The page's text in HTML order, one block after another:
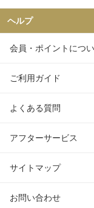
ヘルプ
会員・ポイントにつ
ご利用ガイド
よくある質問
アフターサービス
サイトマップ
お問い合わせ